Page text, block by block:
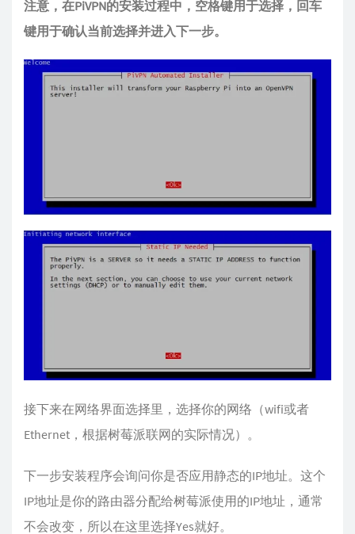
注意，在PiVPN的安装过程中，空格键用于选择，回车
键用于确认当前选择并进入下一步。
接下来在网络界面选择里，选择你的网络（wifi或者
Ethernet，根据树莓派联网的实际情况）。
下一步安装程序会询问你是否应用静态的IP地址。这个
IP地址是你的路由器分配给树莓派使用的IP地址，通常
不会改变，所以在这里选择Yes就好。